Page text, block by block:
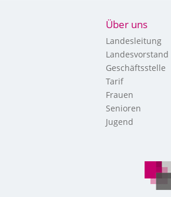
Über uns
Landesleitung
Landesvorstand
Geschäftsstelle
Tarif
Frauen
Senioren
Jugend